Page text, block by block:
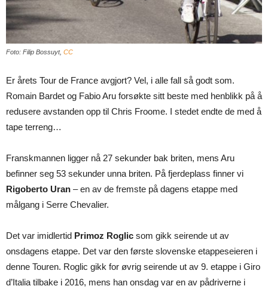
Foto: Filip Bossuyt, CC
Er årets Tour de France avgjort? Vel, i alle fall så godt som.
Romain Bardet og Fabio Aru forsøkte sitt beste med henblikk på å
redusere avstanden opp til Chris Froome. I stedet endte de med å
tape terreng…
Franskmannen ligger nå 27 sekunder bak briten, mens Aru
befinner seg 53 sekunder unna briten. På fjerdeplass finner vi
Rigoberto Uran – en av de fremste på dagens etappe med
målgang i Serre Chevalier.
Det var imidlertid Primoz Roglic som gikk seirende ut av
onsdagens etappe. Det var den første slovenske etappeseieren i
denne Touren. Roglic gikk for øvrig seirende ut av 9. etappe i Giro
d’Italia tilbake i 2016, mens han onsdag var en av pådriverne i